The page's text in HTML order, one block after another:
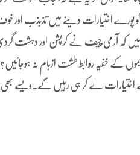
کو پورے اختیارات دینے میں تذبذب اور
آرمی چیف نے کرپشن اور دہشت گردی کے
کے خفیہ روابط طشت ازبام نہ
اختیارات لے کر ہی رہیں گے۔ویسے بھی